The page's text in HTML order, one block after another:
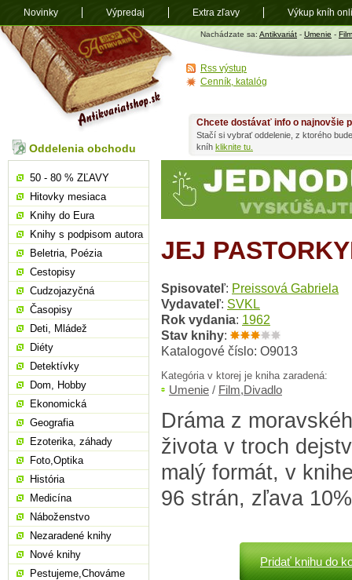
Antikvariát
shop.sk
Nachádzate sa: Antikvariát - Umenie -
JEJ
Spisovateľ: Preissová Gabriela
Vydavateľ: SVKL
Rok vydania: 1962
Stav knihy:
Katalogové číslo: O9013
Kategória v ktorej je kniha zaradená:
Umenie / Film,Divadlo
Dráma z
života v troch
malý formát, v
96 strán, zľava 10%
Pridať knihu do
Chcete dostávať info o najnovšie
Stačí si vybrať oddelenie, z ktorého
kníh kliknite tu.
Oddelenia obchodu
50 - 80 % ZĽAVY
Hitovky mesiaca
Knihy do Eura
Knihy s podpisom autora
Beletria, Poézia
Cestopisy
Cudzojazyčná
Časopisy
Deti, Mládež
Diéty
Detektívky
Dom, Hobby
Ekonomická
Geografia
Ezoterika, záhady
Foto,Optika
História
Medicína
Náboženstvo
Nezaradené knihy
Nové knihy
Pestujeme,Chováme
Rss výstup
Cenník, katalóg
Novinky Výpredaj Extra zľavy Výkup kníh